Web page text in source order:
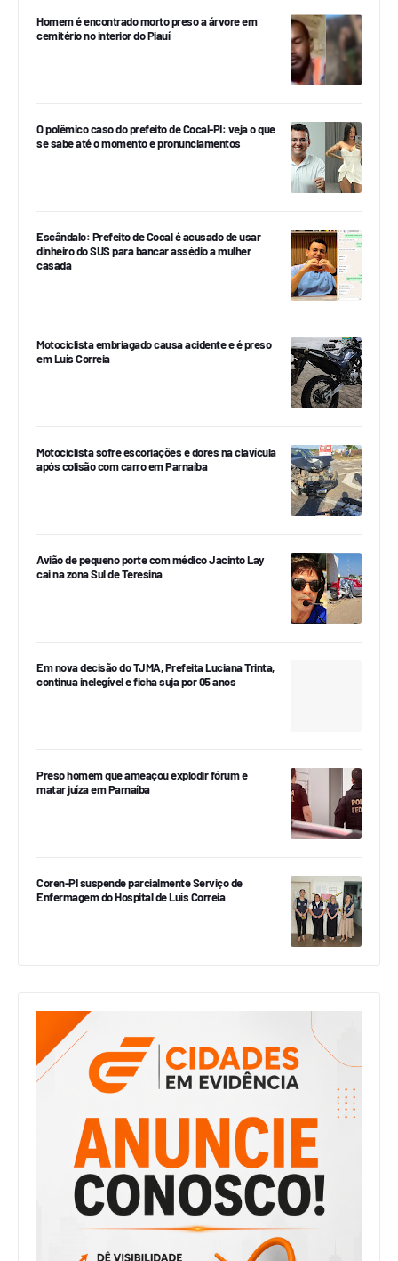
Homem é encontrado morto preso a árvore em
cemitério no interior do Piauí
O polêmico caso do prefeito de Cocal-PI: veja o que
se sabe até o momento e pronunciamentos
Escândalo: Prefeito de Cocal é acusado de usar
dinheiro do SUS para bancar assédio a mulher
casada
Motociclista embriagado causa acidente e é preso
em Luís Correia
Motociclista sofre escoriações e dores na clavícula
após colisão com carro em Parnaíba
Avião de pequeno porte com médico Jacinto Lay
cai na zona Sul de Teresina
Em nova decisão do TJMA, Prefeita Luciana Trinta,
continua inelegível e ficha suja por 05 anos
Preso homem que ameaçou explodir fórum e
matar juíza em Parnaíba
Coren-PI suspende parcialmente Serviço de
Enfermagem do Hospital de Luís Correia